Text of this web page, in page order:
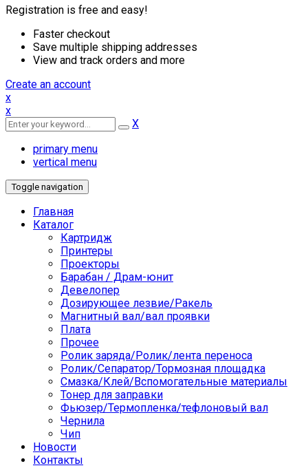
Registration is free and easy!
Faster checkout
Save multiple shipping addresses
View and track orders and more
Create an account
x
x
X
primary menu
vertical menu
Toggle navigation
Главная
Каталог
Картридж
Принтеры
Проекторы
Барабан / Драм-юнит
Девелопер
Дозирующее лезвие/Ракель
Магнитный вал/вал проявки
Плата
Прочее
Ролик заряда/Ролик/лента переноса
Ролик/Сепаратор/Тормозная площадка
Смазка/Клей/Вспомогательные материалы
Тонер для заправки
Фьюзер/Термопленка/тефлоновый вал
Чернила
Чип
Новости
Контакты